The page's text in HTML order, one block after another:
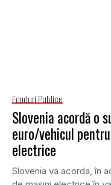
Fonduri Publice
Slovenia acordă o
euro/vehicul
electrice
Slovenia va acorda, în